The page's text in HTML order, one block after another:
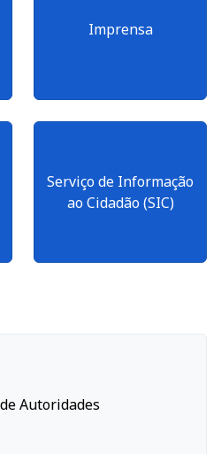
Imprensa
Serviço de Informação
ao Cidadão (SIC)
Autoridades